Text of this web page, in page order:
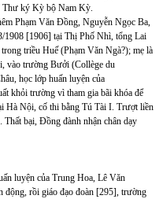
Thư ký Kỳ bộ Nam Kỳ.
Phạm Văn Đồng, Nguyễn Ngọc Ba,
1908 [1906] tại Thị Phố Nhì, tổng Lai
triều Huế (Phạm Văn Ngà?); mẹ là
vào trường Bưởi (Collège du
học lớp huấn luyện của
khỏi trường vì tham gia bãi khóa để
Hà Nội, cố thi bằng Tú Tài I. Trượt liền
bại, Đồng đành nhận chân dạy
luyện của Trung Hoa, Lê Văn
rồi giáo đạo đoàn [295], trường